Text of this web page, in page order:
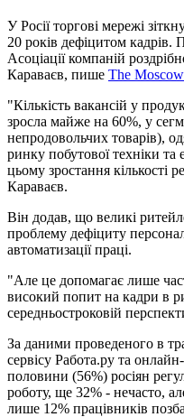
У Росії торгові мережі
20 років дефіцитом кадрів.
Асоціації компаній
Караваєв, пише The
"Кількість вакансій у
зросла майже на 60%, у
непродовольчих товарів),
ринку побутової техніки
цьому зростання кількості
Караваєв.
Він додав, що великі
проблему дефіциту
автоматизації праці.
"Але це допомагає лише
високий попит на кадри в
середньостроковій
За даними проведеного в
сервісу Работа.ру та
половини (56%) росіян
роботу, ще 32% - нечасто,
лише 12% працівників